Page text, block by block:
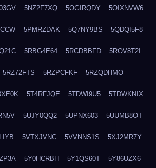
5NZ2F7XQ 5OGIRQDY 5OIXNVW6
5PMRZDAK 5Q7NY9BS 5QDQI5F8
5RBG4E64 5RCDBBFD 5ROV8T2I
5RZ72FTS 5RZPCFKF 5RZQDHMO
5T4RFJQE 5TDWI9U5 5TDWKNIX
5UJY0QQ2 5UPNX603 5UUMB8OT
5VTXJVNC 5VVNNS1S 5XJ2MR7Y
5Y0HCRBH 5Y1QS60T 5Y86UZX6